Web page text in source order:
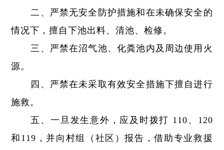
二、严禁无安全防护措施和在未确保安全的
情况下，擅自下池出料、清池、检修。
三、严禁在沼气池、化粪池内及周边使用火
源。
四、严禁在未采取有效安全措施下擅自进行
施救。
五、一旦发生意外，应及时拨打 110、120
和119，并向村组（社区）报告，借助专业救援